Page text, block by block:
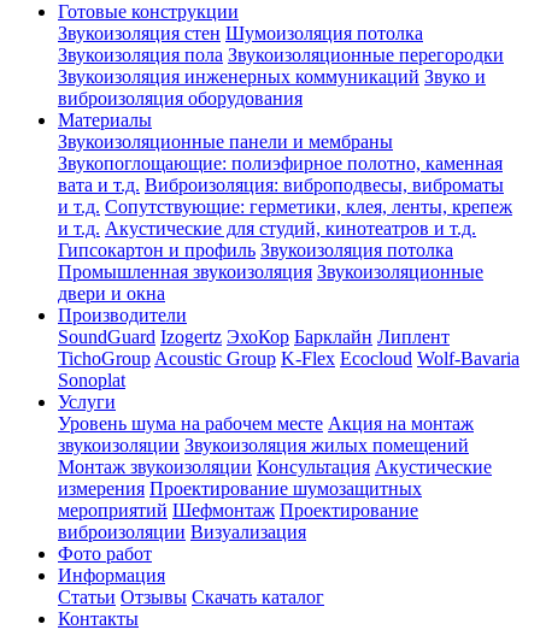
Готовые конструкции
Звукоизоляция стен Шумоизоляция потолка
Звукоизоляция пола Звукоизоляционные перегородки
Звукоизоляция инженерных коммуникаций Звуко и
виброизоляция оборудования
Материалы
Звукоизоляционные панели и мембраны
Звукопоглощающие: полиэфирное полотно, каменная
вата и т.д. Виброизоляция: виброподвесы, виброматы
и т.д. Сопутствующие: герметики, клея, ленты, крепеж
и т.д. Акустические для студий, кинотеатров и т.д.
Гипсокартон и профиль Звукоизоляция потолка
Промышленная звукоизоляция Звукоизоляционные
двери и окна
Производители
SoundGuard Izogertz ЭхоКор Барклайн Липлент
TichoGroup Acoustic Group K-Flex Ecocloud Wolf-Bavaria
Sonoplat
Услуги
Уровень шума на рабочем месте Акция на монтаж
звукоизоляции Звукоизоляция жилых помещений
Монтаж звукоизоляции Консультация Акустические
измерения Проектирование шумозащитных
мероприятий Шефмонтаж Проектирование
виброизоляции Визуализация
Фото работ
Информация
Статьи Отзывы Скачать каталог
Контакты